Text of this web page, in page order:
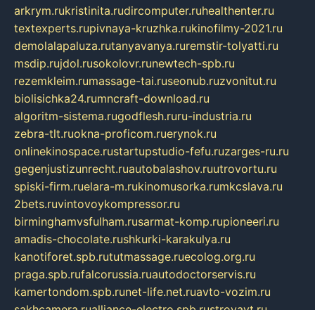
arkrym.rukristinita.rudircomputer.ruhealthenter.ru
textexperts.rupivnaya-kruzhka.rukinofilmy-2021.ru
demolalapaluza.rutanyavanya.ruremstir-tolyatti.ru
msdip.rujdol.rusokolovr.runewtech-spb.ru
rezemkleim.rumassage-tai.ruseonub.ruzvonitut.ru
biolisichka24.rumncraft-download.ru
algoritm-sistema.rugodflesh.ruru-industria.ru
zebra-tlt.ruokna-proficom.ruerynok.ru
onlinekinospace.rustartupstudio-fefu.ruzarges-ru.ru
gegenjustizunrecht.ruautobalashov.ruutrovortu.ru
spiski-firm.ruelara-m.rukinomusorka.rumkcslava.ru
2bets.ruvintovoykompressor.ru
birminghamvsfulham.rusarmat-komp.rupioneeri.ru
amadis-chocolate.rushkurki-karakulya.ru
kanotiforet.spb.rututmassage.ruecolog.org.ru
praga.spb.rufalcorussia.ruautodoctorservis.ru
kamertondom.spb.runet-life.net.ruavto-vozim.ru